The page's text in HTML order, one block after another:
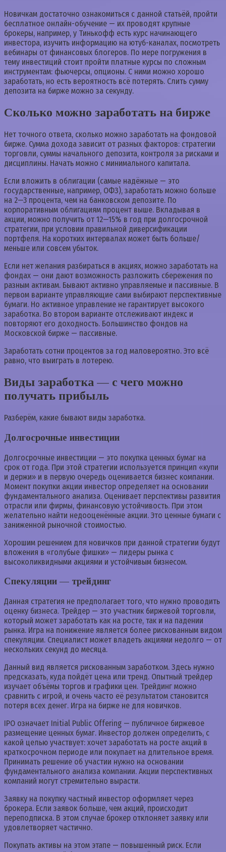
Новичкам достаточно ознакомиться с данной статьёй, пройти
бесплатное онлайн-обучение — их проводят крупные
брокеры, например, у Тинькофф есть курс начинающего
инвестора, изучить информацию на ютуб-каналах, посмотреть
вебинары от финансовых блогеров. По мере погружения в
тему инвестиций стоит пройти платные курсы по сложным
инструментам: фьючерсы, опционы. С ними можно хорошо
заработать, но есть вероятность всё потерять. Слить сумму
депозита на бирже можно за секунду.
Сколько можно заработать на бирже
Нет точного ответа, сколько можно заработать на фондовой
бирже. Сумма дохода зависит от разных факторов: стратегии
торговли, суммы начального депозита, контроля за рисками и
дисциплины. Начать можно с минимального капитала.
Если вложить в облигации (самые надёжные — это
государственные, например, ОФЗ), заработать можно больше
на 2—3 процента, чем на банковском депозите. По
корпоративным облигациям процент выше. Вкладывая в
акции, можно получить от 12—15% в год при долгосрочной
стратегии, при условии правильной диверсификации
портфеля. На коротких интервалах может быть больше/
меньше или совсем убыток.
Если нет желания разбираться в акциях, можно заработать на
фондах — они дают возможность разложить сбережения по
разным активам. Бывают активно управляемые и пассивные. В
первом варианте управляющие сами выбирают перспективные
бумаги. Но активное управление не гарантирует высокого
заработка. Во втором варианте отслеживают индекс и
повторяют его доходность. Большинство фондов на
Московской бирже — пассивные.
Заработать сотни процентов за год маловероятно. Это всё
равно, что выиграть в лотерею.
Виды заработка — с чего можно
получать прибыль
Разберём, какие бывают виды заработка.
Долгосрочные инвестиции
Долгосрочные инвестиции — это покупка ценных бумаг на
срок от года. При этой стратегии используется принцип «купи
и держи» и в первую очередь оценивается бизнес компании.
Момент покупки акции инвестор определяет на основании
фундаментального анализа. Оценивает перспективы развития
отрасли или фирмы, финансовую устойчивость. При этом
желательно найти недооценённые акции. Это ценные бумаги с
заниженной рыночной стоимостью.
Хорошим решением для новичков при данной стратегии будут
вложения в «голубые фишки» — лидеры рынка с
высоколиквидными акциями и устойчивым бизнесом.
Спекуляции — трейдинг
Данная стратегия не предполагает того, что нужно проводить
оценку бизнеса. Трейдер — это участник биржевой торговли,
который может заработать как на росте, так и на падении
рынка. Игра на понижение является более рискованным видом
спекуляции. Специалист может владеть акциями недолго — от
нескольких секунд до месяца.
Данный вид является рискованным заработком. Здесь нужно
предсказать, куда пойдёт цена или тренд. Опытный трейдер
изучает объёмы торгов и графики цен. Трейдинг можно
сравнить с игрой, и очень часто её результатом становится
потеря всех денег. Игра на бирже не для новичков.
IPO означает Initial Public Offering — публичное биржевое
размещение ценных бумаг. Инвестор должен определить, с
какой целью участвует: хочет заработать на росте акций в
краткосрочном периоде или покупает на длительное время.
Принимать решение об участии нужно на основании
фундаментального анализа компании. Акции перспективных
компаний могут стремительно вырасти.
Заявку на покупку частный инвестор оформляет через
брокера. Если заявок больше, чем акций, происходит
переподписка. В этом случае брокер отклоняет заявку или
удовлетворяет частично.
Покупать активы на этом этапе — повышенный риск. Если